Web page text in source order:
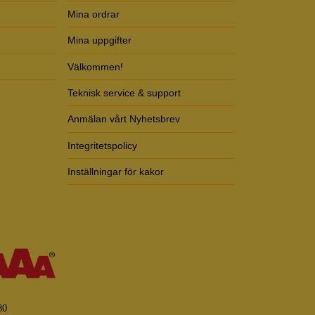
Mina ordrar
Mina uppgifter
Välkommen!
Teknisk service & support
Anmälan vårt Nyhetsbrev
Integritetspolicy
Inställningar för kakor